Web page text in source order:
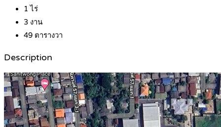
1 ไร่
3 งาน
49 ตารางวา
Description